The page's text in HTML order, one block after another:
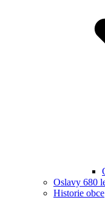
Oslavy 680
Historie obce